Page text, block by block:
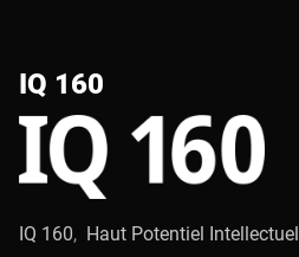
IQ 160
IQ 160, Haut Potentiel Intellectuel